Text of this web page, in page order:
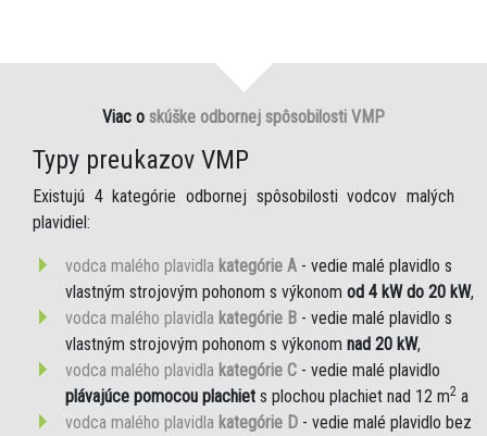
Viac o skúške odbornej spôsobilosti VMP
Typy preukazov VMP
Existujú 4 kategórie odbornej spôsobilosti vodcov malých
plavidiel:
vodca malého plavidla kategórie A - vedie malé plavidlo s
vlastným strojovým pohonom s výkonom od 4 kW do 20 kW,
vodca malého plavidla kategórie B - vedie malé plavidlo s
vlastným strojovým pohonom s výkonom nad 20 kW,
vodca malého plavidla kategórie C - vedie malé plavidlo
plávajúce pomocou plachiet s plochou plachiet nad 12 m2 a
vodca malého plavidla kategórie D - vedie malé plavidlo bez